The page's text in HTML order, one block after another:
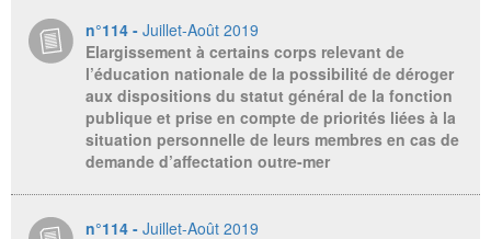
n°114 - Juillet-Août 2019
Elargissement à certains corps relevant de
l’éducation nationale de la possibilité de déroger
aux dispositions du statut général de la fonction
publique et prise en compte de priorités liées à la
situation personnelle de leurs membres en cas de
demande d’affectation outre-mer
n°114 - Juillet-Août 2019